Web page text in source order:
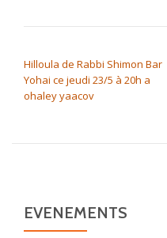
Hilloula de Rabbi Shimon Bar
Yohai ce jeudi 23/5 à 20h a
ohaley yaacov
EVENEMENTS